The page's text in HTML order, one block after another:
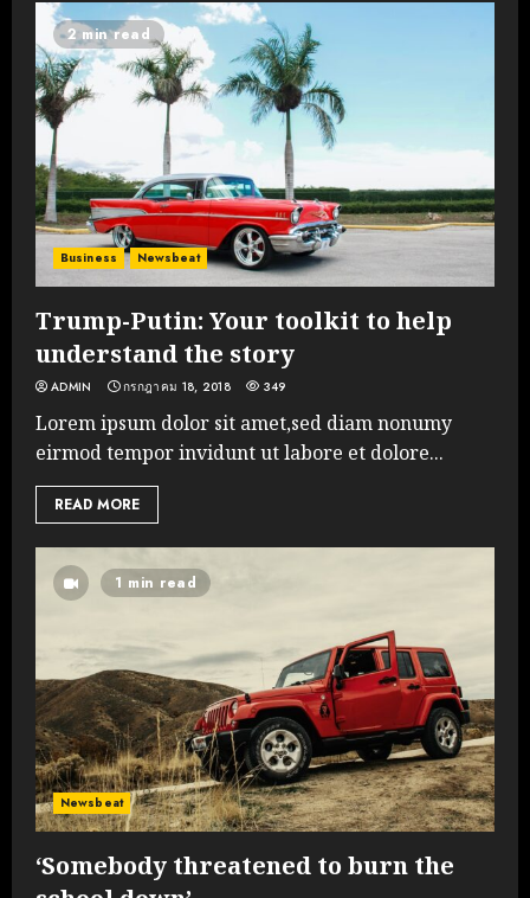
2 min read
Business Newsbeat
Trump-Putin: Your toolkit to help
understand the story
ADMIN กรกฎาคม 18, 2018 349
Lorem ipsum dolor sit amet,sed diam nonumy
eirmod tempor invidunt ut labore et dolore...
READ MORE
1 min read
Newsbeat
‘Somebody threatened to burn the